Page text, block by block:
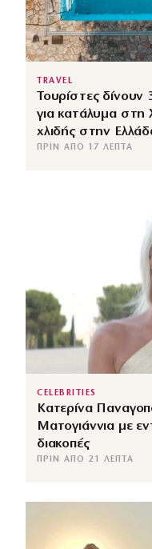
TRAVEL
Τουρίστες
για κατάλυμα στη
χλιδής στην
ΠΡΙΝ ΑΠΌ 17 ΛΕΠΤΆ
CELEBRITIES
Κατερίνα
Ματογιάννια με
διακοπές
ΠΡΙΝ ΑΠΌ 21 ΛΕΠΤΆ